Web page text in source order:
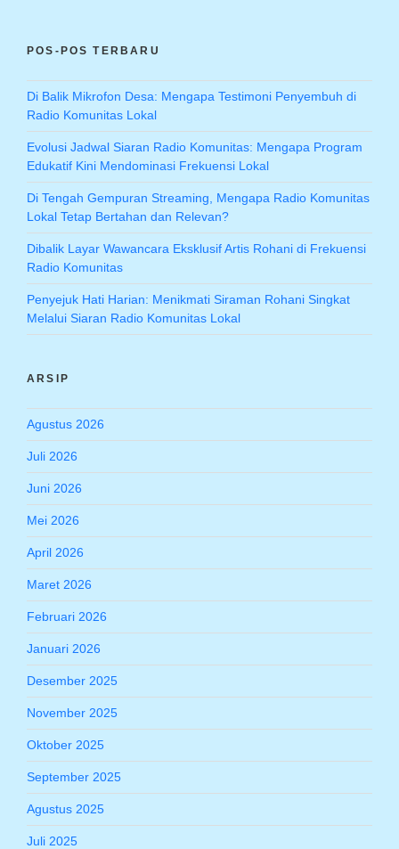
POS-POS TERBARU
Di Balik Mikrofon Desa: Mengapa Testimoni Penyembuh di
Radio Komunitas Lokal
Evolusi Jadwal Siaran Radio Komunitas: Mengapa Program
Edukatif Kini Mendominasi Frekuensi Lokal
Di Tengah Gempuran Streaming, Mengapa Radio Komunitas
Lokal Tetap Bertahan dan Relevan?
Dibalik Layar Wawancara Eksklusif Artis Rohani di Frekuensi
Radio Komunitas
Penyejuk Hati Harian: Menikmati Siraman Rohani Singkat
Melalui Siaran Radio Komunitas Lokal
ARSIP
Agustus 2026
Juli 2026
Juni 2026
Mei 2026
April 2026
Maret 2026
Februari 2026
Januari 2026
Desember 2025
November 2025
Oktober 2025
September 2025
Agustus 2025
Juli 2025